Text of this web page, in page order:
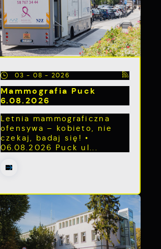
03 - 08 - 2026
Mammografia Puck
6.08.2026
Letnia mammograficzna
ofensywa – kobieto, nie
czekaj, badaj się! •
06.08.2026 Puck ul...